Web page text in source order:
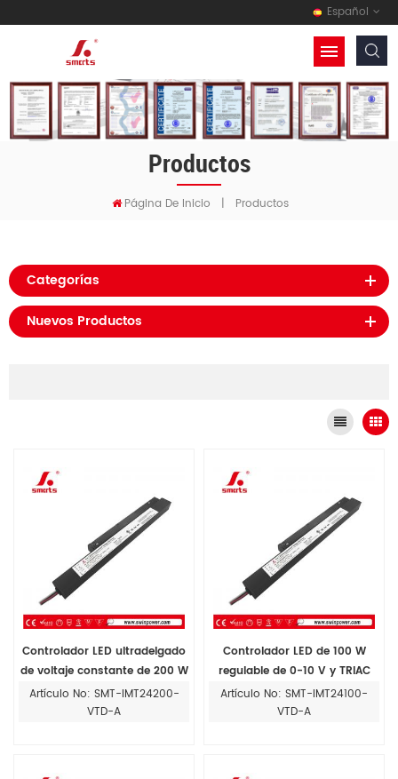
Español
Productos
Página De Inicio | Productos
Categorías
Nuevos Productos
Controlador LED ultradelgado
de voltaje constante de 200 W
y 24 V con atenuación TRIAC
de 0-10 V para interiores
Artículo No: SMT-IMT24200-
VTD-A
Controlador LED de 100 W
regulable de 0-10 V y TRIAC
para iluminación LED con
instalación en riel magnético
Artículo No: SMT-IMT24100-
VTD-A